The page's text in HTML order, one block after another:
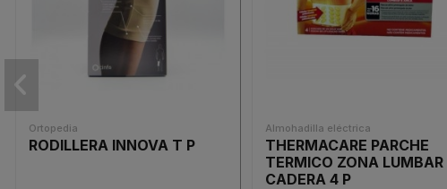
Ortopedia
RODILLERA INNOVA T P
Almohadilla eléctrica
THERMACARE PARCHE
TERMICO ZONA LUMBAR
CADERA 4 P